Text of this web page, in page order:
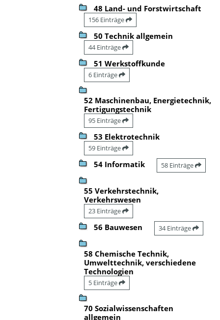
48 Land- und Forstwirtschaft
156 Einträge
50 Technik allgemein
44 Einträge
51 Werkstoffkunde
6 Einträge
52 Maschinenbau, Energietechnik,
Fertigungstechnik
95 Einträge
53 Elektrotechnik
59 Einträge
54 Informatik 58 Einträge
55 Verkehrstechnik,
Verkehrswesen
23 Einträge
56 Bauwesen 34 Einträge
58 Chemische Technik,
Umwelttechnik, verschiedene
Technologien
5 Einträge
70 Sozialwissenschaften
allgemein